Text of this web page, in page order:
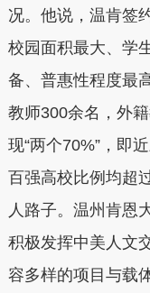
况。他说，温肯签
校园面积最大、学
备、普惠性程度最
教师300余名，外
现“两个70%”，即
百强高校比例均超
人路子。温州肯恩
积极发挥中美人文
容多样的项目与载